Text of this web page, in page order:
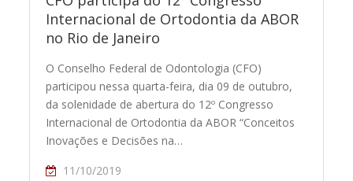
Internacional de Ortodontia da ABOR
no Rio de Janeiro
O Conselho Federal de Odontologia (CFO)
participou nessa quarta-feira, dia 09 de outubro,
da solenidade de abertura do 12º Congresso
Internacional de Ortodontia da ABOR “Conceitos
Inovações e Decisões na…
11/10/2019